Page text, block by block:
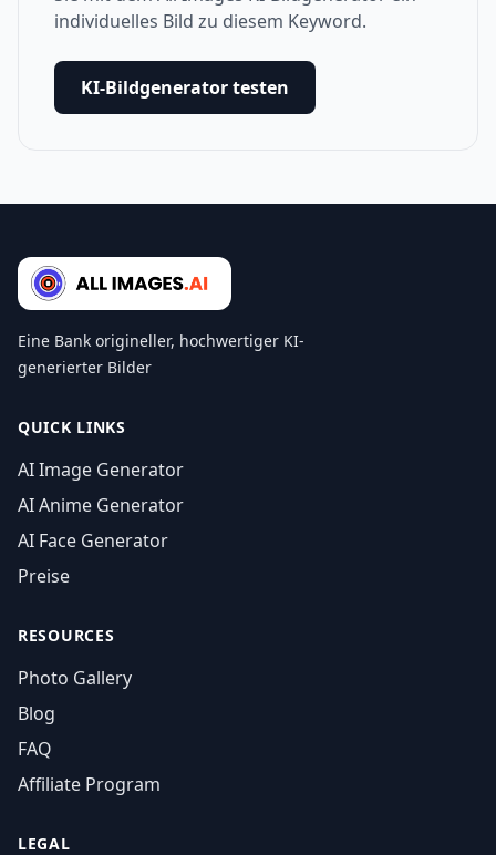
individuelles Bild zu diesem Keyword.
KI-Bildgenerator testen
Eine Bank origineller, hochwertiger KI-
generierter Bilder
QUICK LINKS
AI Image Generator
AI Anime Generator
AI Face Generator
Preise
RESOURCES
Photo Gallery
Blog
FAQ
Affiliate Program
LEGAL